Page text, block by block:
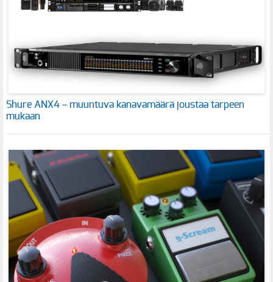
Shure ANX4 – muuntuva kanavamäärä joustaa tarpeen
mukaan